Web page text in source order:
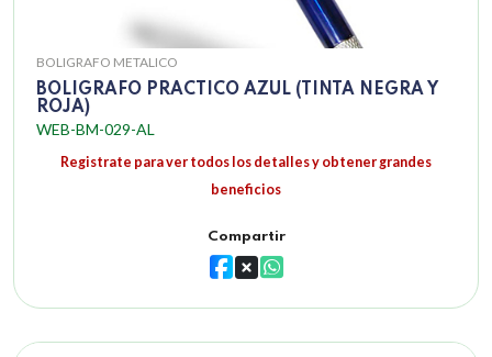
BOLIGRAFO METALICO
BOLIGRAFO PRACTICO AZUL (TINTA NEGRA Y
ROJA)
WEB-BM-029-AL
Registrate para ver todos los detalles y obtener grandes
beneficios
Compartir